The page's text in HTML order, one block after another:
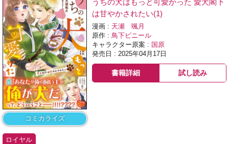
コミカライズ
は甘やかされたい(1)
漫画 : 天瀬 颯月
原作 : 鳥下ビニール
キャラクター原案 : 国原
発売日 : 2025年04月17日
書籍詳細 試し読み
ロイヤル